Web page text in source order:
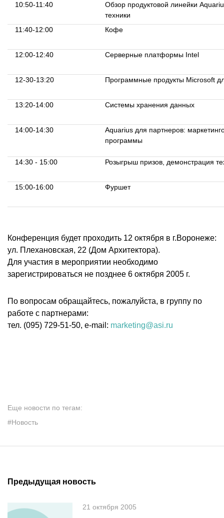
10:50-11:40
Обзор продуктовой линейки
техники
11:40-12:00
Кофе
12:00-12:40 Серверные платформы Intel
12-30-13:20 Программные продукты Microsoft
13:20-14:00 Системы хранения данных
14:00-14:30
Aquarius для партнеров:
программы
14:30 - 15:00 Розыгрыш призов, демонстрация
15:00-16:00 Фуршет
Конференция будет проходить 12 октября в г.Воронеже:
ул. Плехановская, 22 (Дом Архитектора).
Для участия в мероприятии необходимо
зарегистрироваться не позднее 6 октября 2005 г.
По вопросам обращайтесь, пожалуйста, в группу по
работе с партнерами:
тел. (095) 729-51-50, e-mail: marketing@asi.ru
Еще новости по тегам:
#Новость
Предыдущая новость
21 октября 2005